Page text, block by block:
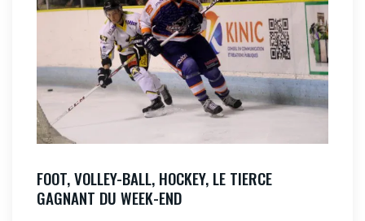
FOOT, VOLLEY-BALL, HOCKEY, LE TIERCE
GAGNANT DU WEEK-END